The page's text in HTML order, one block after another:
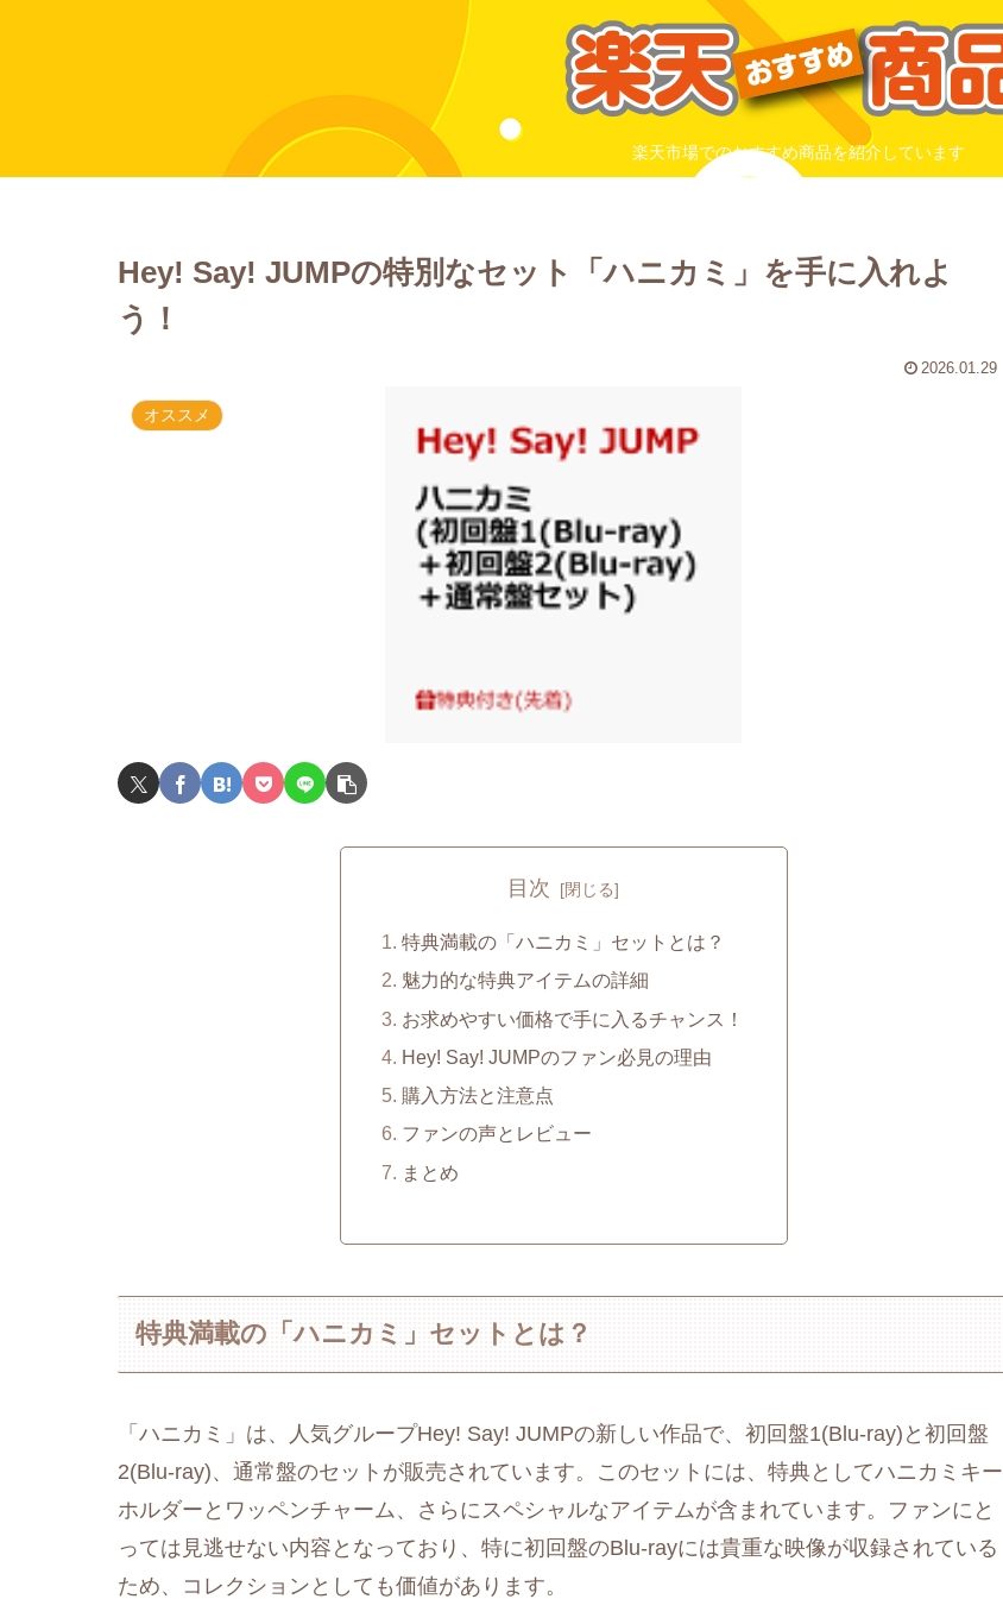
楽天市場でのおすすめ商品を紹介しています
Hey! Say! JUMPの特別なセット「ハニカミ」を手に入れよ
う！
2026.01.29
オススメ
目次
特典満載の「ハニカミ」セットとは？
魅力的な特典アイテムの詳細
お求めやすい価格で手に入るチャンス！
Hey! Say! JUMPのファン必見の理由
購入方法と注意点
ファンの声とレビュー
まとめ
特典満載の「ハニカミ」セットとは？
「ハニカミ」は、人気グループHey! Say! JUMPの新しい作品で、初回盤1(Blu-ray)と初回盤
2(Blu-ray)、通常盤のセットが販売されています。このセットには、特典としてハニカミキー
ホルダーとワッペンチャーム、さらにスペシャルなアイテムが含まれています。ファンにと
っては見逃せない内容となっており、特に初回盤のBlu-rayには貴重な映像が収録されている
ため、コレクションとしても価値があります。